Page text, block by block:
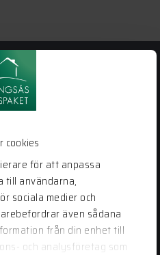
cookies
för att anpassa
till användarna,
sociala medier och
även sådana
från din enhet till
och analysföretag som